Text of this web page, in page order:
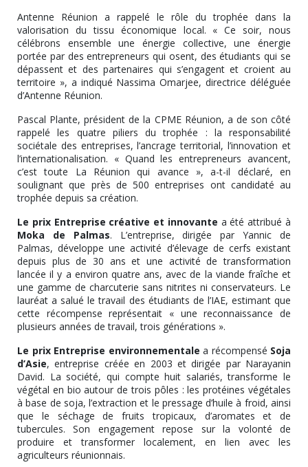
Antenne Réunion a rappelé le rôle du trophée dans la
valorisation du tissu économique local. « Ce soir, nous
célébrons ensemble une énergie collective, une énergie
portée par des entrepreneurs qui osent, des étudiants qui se
dépassent et des partenaires qui s’engagent et croient au
territoire », a indiqué Nassima Omarjee, directrice déléguée
d’Antenne Réunion.
Pascal Plante, président de la CPME Réunion, a de son côté
rappelé les quatre piliers du trophée : la responsabilité
sociétale des entreprises, l’ancrage territorial, l’innovation et
l’internationalisation. « Quand les entrepreneurs avancent,
c’est toute La Réunion qui avance », a-t-il déclaré, en
soulignant que près de 500 entreprises ont candidaté au
trophée depuis sa création.
Le prix Entreprise créative et innovante a été attribué à
Moka de Palmas. L’entreprise, dirigée par Yannic de
Palmas, développe une activité d’élevage de cerfs existant
depuis plus de 30 ans et une activité de transformation
lancée il y a environ quatre ans, avec de la viande fraîche et
une gamme de charcuterie sans nitrites ni conservateurs. Le
lauréat a salué le travail des étudiants de l’IAE, estimant que
cette récompense représentait « une reconnaissance de
plusieurs années de travail, trois générations ».
Le prix Entreprise environnementale a récompensé Soja
d’Asie, entreprise créée en 2003 et dirigée par Narayanin
David. La société, qui compte huit salariés, transforme le
végétal en bio autour de trois pôles : les protéines végétales
à base de soja, l’extraction et le pressage d’huile à froid, ainsi
que le séchage de fruits tropicaux, d’aromates et de
tubercules. Son engagement repose sur la volonté de
produire et transformer localement, en lien avec les
agriculteurs réunionnais.